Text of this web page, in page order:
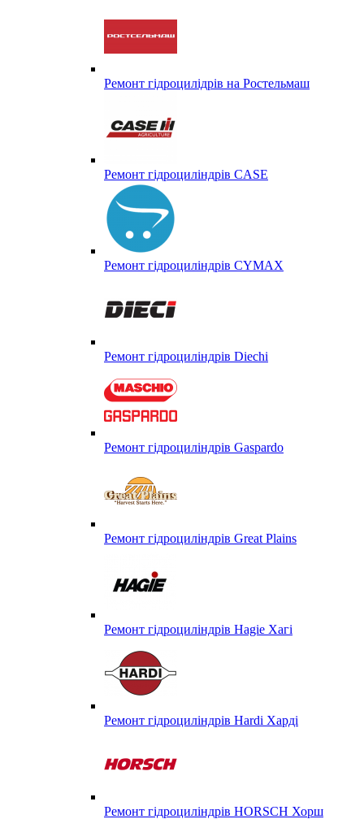
Ремонт гідроцилідрів на Ростельмаш
Ремонт гідроциліндрів CASE
Ремонт гідроциліндрів CYMAX
Ремонт гідроциліндрів Diechi
Ремонт гідроциліндрів Gaspardo
Ремонт гідроциліндрів Great Plains
Ремонт гідроциліндрів Hagie Хагі
Ремонт гідроциліндрів Hardi Харді
Ремонт гідроциліндрів HORSCH Хорш